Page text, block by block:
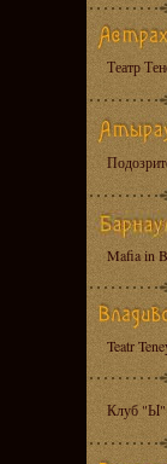
Театр
Mafia in
Teatr
Клуб "Ы"